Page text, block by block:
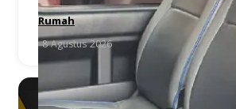
Rumah
8 Agustus 2026